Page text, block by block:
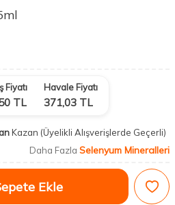
Fiyatı
TL
Havale Fiyatı
371,03 TL
Kazan (Üyelikli Alışverişlerde Geçerli)
Daha Fazla Selenyum Mineralleri
Ekle